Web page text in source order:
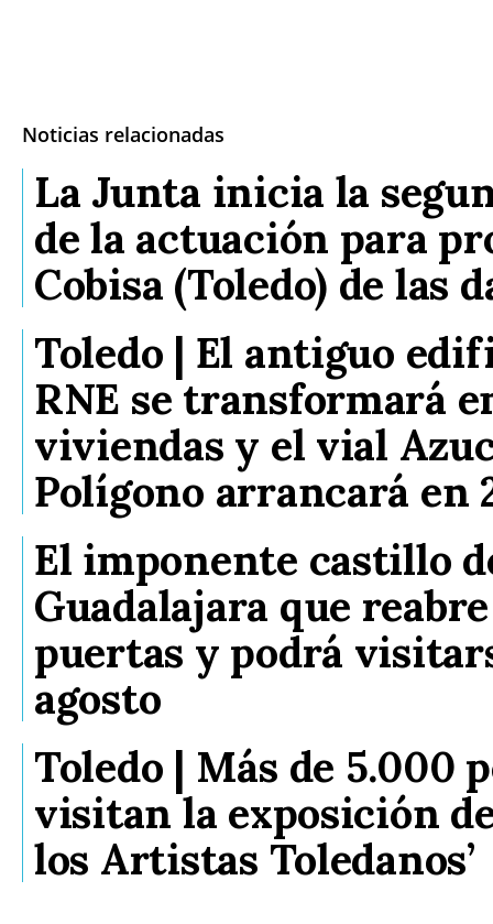
Noticias relacionadas
La Junta inicia la
de la actuación para
Cobisa (Toledo) de las
Toledo | El antiguo
RNE se transformará
viviendas y el vial
Polígono arrancará en
El imponente castillo
Guadalajara que
puertas y podrá
agosto
Toledo | Más de 5.000
visitan la exposición
los Artistas Toledanos’